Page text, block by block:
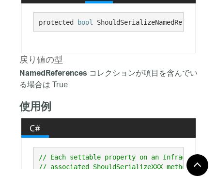
protected bool
戻り値の型
NamedReferences コレクションが項目を含んでい
る場合は True
使用例
C#
// Each settable property on an Infragistics
// associated ShouldSerializeXXX method